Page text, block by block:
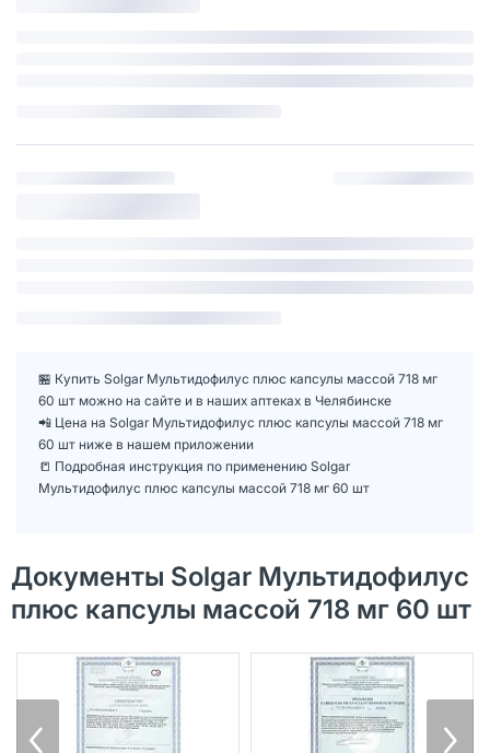
🏪 Купить Solgar Мультидофилус плюс капсулы массой 718 мг
60 шт можно на сайте и в наших аптеках в Челябинске
📲 Цена на Solgar Мультидофилус плюс капсулы массой 718 мг
60 шт ниже в нашем приложении
📒 Подробная инструкция по применению Solgar
Мультидофилус плюс капсулы массой 718 мг 60 шт
Документы Solgar Мультидофилус
плюс капсулы массой 718 мг 60 шт